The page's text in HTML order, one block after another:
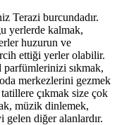
Terazi burcundadır.
yerlerde kalmak,
huzurun ve
ettiği yerler olabilir.
sıkmak,
merkezlerini gezmek
çıkmak size çok
müzik dinlemek,
diğer alanlardır.